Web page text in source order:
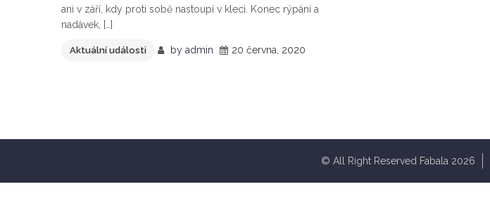
ani v září, kdy proti sobě nastoupí v kleci. Konec rýpání a
nadávek, […]
Aktuální události by admin 20 června, 2020
© All Right Reserved Fabala 2026